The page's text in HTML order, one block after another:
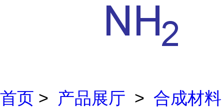
首页 > 产品展厅 > 合成材料